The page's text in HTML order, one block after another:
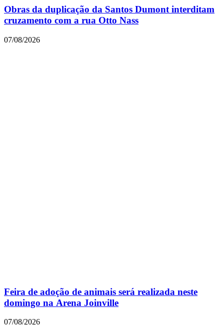
Obras da duplicação da Santos Dumont interditam
cruzamento com a rua Otto Nass
07/08/2026
Feira de adoção de animais será realizada neste
domingo na Arena Joinville
07/08/2026